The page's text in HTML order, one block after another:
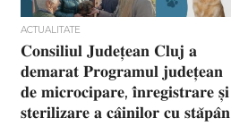
ACTUALITATE
𝐂𝐨𝐧𝐬𝐢𝐥𝐢𝐮𝐥 𝐉𝐮𝐝𝐞𝐭̦𝐞𝐚𝐧 𝐂𝐥𝐮𝐣 𝐚
𝐝𝐞𝐦𝐚𝐫𝐚𝐭 𝐏𝐫𝐨𝐠𝐫𝐚𝐦𝐮𝐥 𝐣𝐮𝐝𝐞𝐭̦𝐞𝐚𝐧
𝐝𝐞 𝐦𝐢𝐜𝐫𝐨𝐜𝐢𝐩𝐚𝐫𝐞, 𝐢̂𝐧𝐫𝐞𝐠𝐢𝐬𝐭𝐫𝐚𝐫𝐞 𝐬̦𝐢
𝐬𝐭𝐞𝐫𝐢𝐥𝐢𝐳𝐚𝐫𝐞 𝐚 𝐜𝐚̂𝐢𝐧𝐢𝐥𝐨𝐫 𝐜𝐮 𝐬𝐭𝐚̆𝐩𝐚̂𝐧